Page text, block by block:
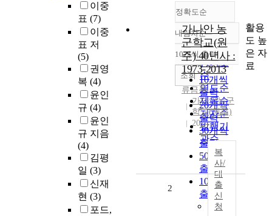
이중
표 (7)
이중
표 저
(5)
권영
복 (4)
윤인
규 (4)
윤인
규 지음
(4)
김평
일 (3)
신재
현 (3)
포드,
정확도순
정확도
순
인기도
순
연도순
제목순
저자순
발행기
관순
내림차순
내림차순
10개씩 출력
10개씩
출력
20개씩
출력
30개씩
출력
50개씩
출력
100개씩
출력
조회
가나안 농
군학교(원
주) 40년사 :
1973-2013
류금주
가나안농군
학교(원주)
2014
복
사/
대
출
신
청
2
활용
도 높
은 자
료